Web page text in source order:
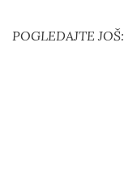
POGLEDAJTE JOŠ: